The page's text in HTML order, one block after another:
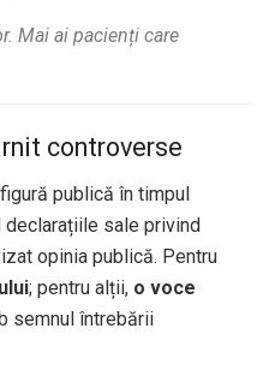
Mai ai pacienți care
controverse
publică în timpul
declarațiile sale privind
opinia publică. Pentru
; pentru alții, o voce
semnul întrebării